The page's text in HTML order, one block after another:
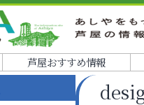
芦屋おすすめ情報